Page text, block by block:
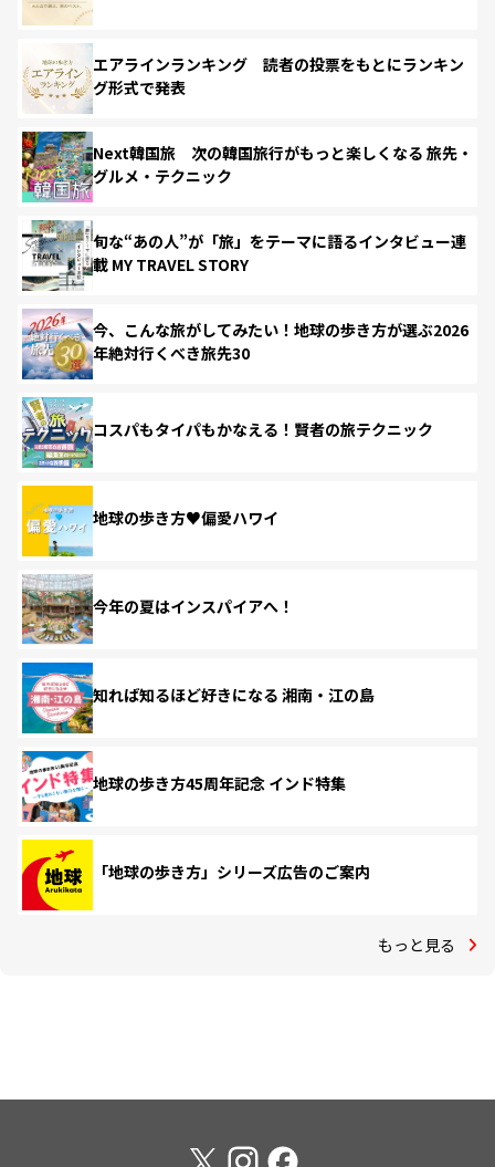
エアラインランキング 読者の投票をもとにランキン
グ形式で発表
Next韓国旅 次の韓国旅行がもっと楽しくなる 旅先・
グルメ・テクニック
旬な“あの人”が「旅」をテーマに語るインタビュー連
載 MY TRAVEL STORY
今、こんな旅がしてみたい！地球の歩き方が選ぶ2026
年絶対行くべき旅先30
コスパもタイパもかなえる！賢者の旅テクニック
地球の歩き方♥偏愛ハワイ
今年の夏はインスパイアへ！
知れば知るほど好きになる 湘南・江の島
地球の歩き方45周年記念 インド特集
「地球の歩き方」シリーズ広告のご案内
もっと見る